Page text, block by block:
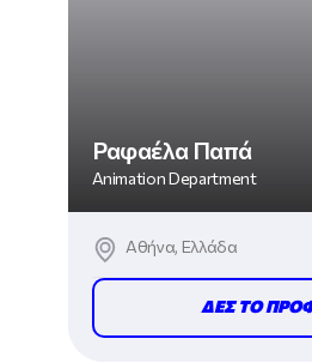
Ραφαέλα Παπά
Animation Department
Αθήνα, Ελλάδα
ΔΕΣ ΤΟ